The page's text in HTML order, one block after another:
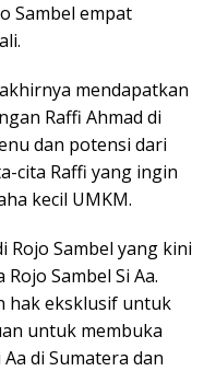
Sambel empat
mendapatkan
Raffi Ahmad di
dan potensi dari
cita Raffi yang ingin
kecil UMKM.
Rojo Sambel yang kini
Sambel Si Aa.
hak eksklusif untuk
untuk membuka
di Sumatera dan